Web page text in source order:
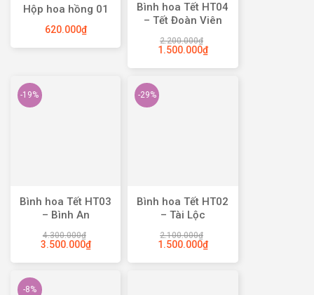
Hộp hoa hồng 01
620.000₫
Bình hoa Tết HT04
– Tết Đoàn Viên
2.200.000₫
1.500.000₫
-19%
Bình hoa Tết HT03
– Bình An
4.300.000₫
3.500.000₫
-29%
Bình hoa Tết HT02
– Tài Lộc
2.100.000₫
1.500.000₫
-8%